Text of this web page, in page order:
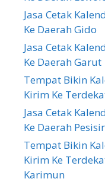
Jasa Cetak
Ke Daerah Gido
Jasa Cetak
Ke Daerah Garut
Tempat Bikin
Kirim Ke
Jasa Cetak
Ke Daerah
Tempat Bikin
Kirim Ke
Karimun